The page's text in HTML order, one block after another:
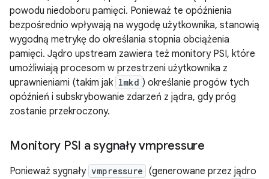
powodu niedoboru pamięci. Ponieważ te opóźnienia
bezpośrednio wpływają na wygodę użytkownika, stanowią
wygodną metrykę do określania stopnia obciążenia
pamięci. Jądro upstream zawiera też monitory PSI, które
umożliwiają procesom w przestrzeni użytkownika z
uprawnieniami (takim jak lmkd ) określanie progów tych
opóźnień i subskrybowanie zdarzeń z jądra, gdy próg
zostanie przekroczony.
Monitory PSI a sygnały vmpressure
Ponieważ sygnały vmpressure (generowane przez jądro